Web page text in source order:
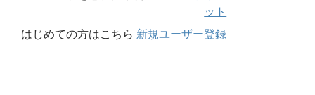
ット
はじめての方はこちら 新規ユーザー登録